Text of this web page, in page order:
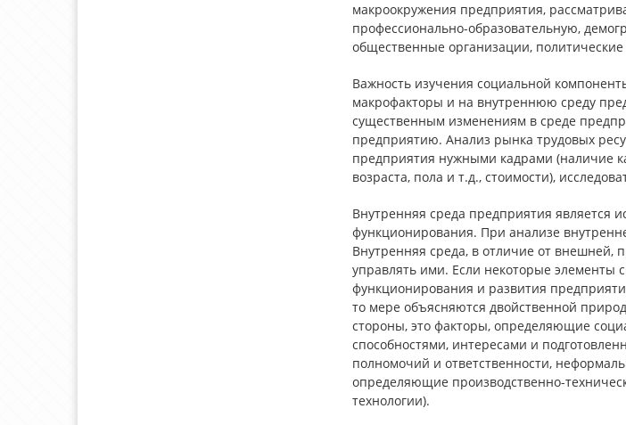
макроокружения предприятия,
профессионально-образовательную,
общественные организации,
Важность изучения социальной
макрофакторы и на внутреннюю среду
существенным изменениям в среде
предприятию. Анализ рынка трудовых
предприятия нужными кадрами (наличие
возраста, пола и т.д., стоимости),
Внутренняя среда предприятия является
функционирования. При анализе
Внутренняя среда, в отличие от внешней,
управлять ими. Если некоторые элементы
функционирования и развития
то мере объясняются двойственной
стороны, это факторы, определяющие
способностями, интересами и
полномочий и ответственности,
определяющие производственно-
технологии).